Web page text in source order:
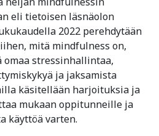
eli tietoisen läsnäolon
2022 perehdytään
mitä mindfulness on,
omaa stressinhallintaa,
ja jaksamista
käsitellään harjoituksia ja
mukaan oppitunneille ja
käyttöä varten.